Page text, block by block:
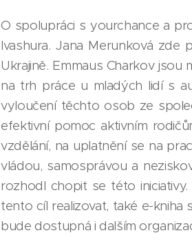
O spolupráci s yourchance a
Ivashura. Jana Merunková
Ukrajině. Emmaus Charkov
na trh práce u mladých lidí s
vyloučení těchto osob ze
efektivní pomoc aktivním
vzdělání, na uplatnění se na
vládou, samosprávou a
rozhodl chopit se této
tento cíl realizovat, také e-kniha
bude dostupná i dalším